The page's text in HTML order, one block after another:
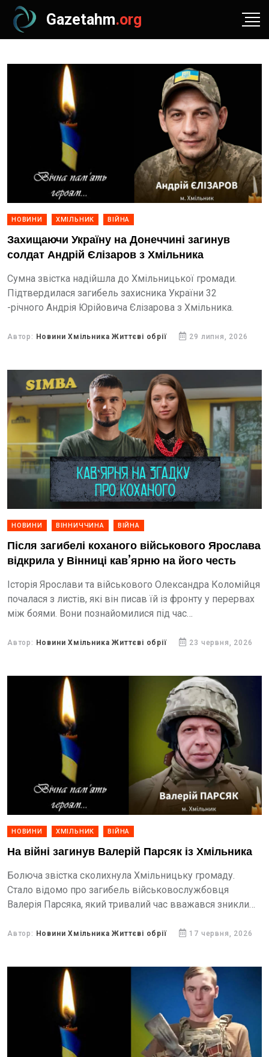
Gazetahm.org
НОВИНИ ХМІЛЬНИК ВІЙНА
Захищаючи Україну на Донеччині загинув
солдат Андрій Єлізаров з Хмільника
Сумна звістка надійшла до Хмільницької громади.
Підтвердилася загибель захисника України 32
-річного Андрія Юрійовича Єлізарова з Хмільника.
Автор: Новини Хмільника Життєві обрії 29 липня, 2026
НОВИНИ ВІННИЧЧИНА ВІЙНА
Після загибелі коханого військового Ярослава
відкрила у Вінниці кав’ярню на його честь
Історія Ярослави та військового Олександра Коломійця
почалася з листів, які він писав їй із фронту у перервах
між боями. Вони познайомилися під час
Автор: Новини Хмільника Життєві обрії 23 червня, 2026
НОВИНИ ХМІЛЬНИК ВІЙНА
На війні загинув Валерій Парсяк із Хмільника
Болюча звістка сколихнула Хмільницьку громаду.
Стало відомо про загибель військовослужбовця
Валерія Парсяка, який тривалий час вважався зниклим
бойових дій на Херсонщині.
Автор: Новини Хмільника Життєві обрії 17 червня, 2026